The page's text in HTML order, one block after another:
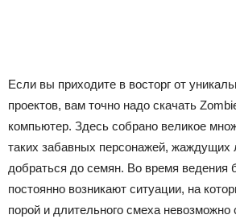
Если вы приходите в восторг от
проектов, вам точно надо скачать
компьютер. Здесь собрано великое
таких забавных персонажей, жаждущих
добраться до семян. Во время ведения
постоянно возникают ситуации, на
порой и длительного смеха невозможно